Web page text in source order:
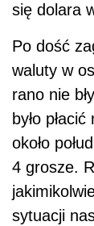
się dolara
Po dość
waluty w
rano nie
było
około
4 grosze.
sytuacji